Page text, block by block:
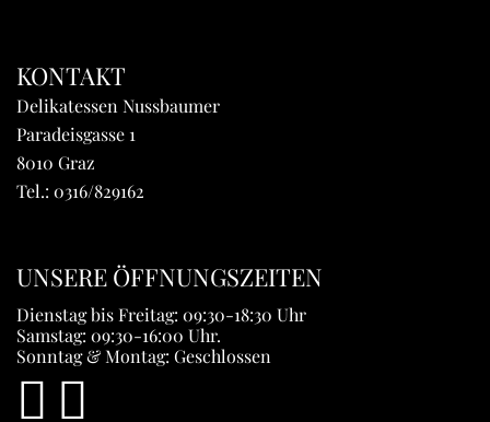
KONTAKT
Delikatessen Nussbaumer
Paradeisgasse 1
8010 Graz
Tel.: 0316/829162
UNSERE ÖFFNUNGSZEITEN
Dienstag bis Freitag: 09:30-18:30 Uhr
Samstag: 09:30-16:00 Uhr.
Sonntag & Montag: Geschlossen